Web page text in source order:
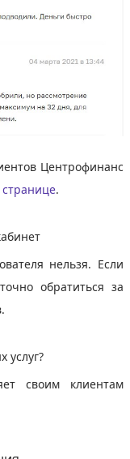
Центрофинанс
странице.
нельзя. Если
обратиться за
услуг?
своим клиентам